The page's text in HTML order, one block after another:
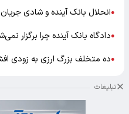
●انحلال بانک آینده و شادی
●دادگاه بانک آینده چرا برگزار
●ده متخلف بزرگ ارزی به زودی
تبلیغات